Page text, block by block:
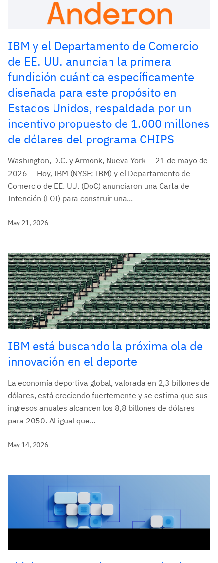
IBM y el Departamento de Comercio
de EE. UU. anuncian la primera
fundición cuántica específicamente
diseñada para este propósito en
Estados Unidos, respaldada por un
incentivo propuesto de 1.000 millones
de dólares del programa CHIPS
Washington, D.C. y Armonk, Nueva York — 21 de mayo de
2026 — Hoy, IBM (NYSE: IBM) y el Departamento de
Comercio de EE. UU. (DoC) anunciaron una Carta de
Intención (LOI) para construir una...
May 21, 2026
IBM está buscando la próxima ola de
innovación en el deporte
La economía deportiva global, valorada en 2,3 billones de
dólares, está creciendo fuertemente y se estima que sus
ingresos anuales alcancen los 8,8 billones de dólares
para 2050. Al igual que...
May 14, 2026